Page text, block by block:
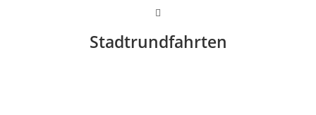
Stadtrundfahrten